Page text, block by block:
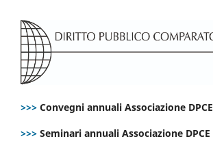
>>> Convegni annuali Associazione DPCE
>>> Seminari annuali Associazione DPCE